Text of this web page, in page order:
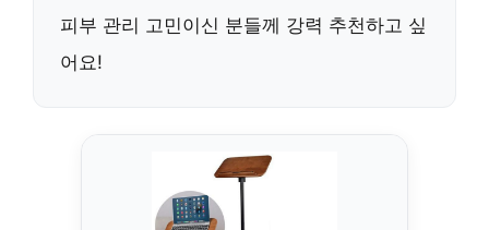
피부 관리 고민이신 분들께 강력 추천하고 싶
어요!